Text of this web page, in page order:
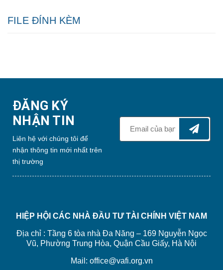
FILE ĐÍNH KÈM
ĐĂNG KÝ
NHẬN TIN
Liên hệ với chúng tôi để
nhận thông tin mới nhất trên
thị trường
HIỆP HỘI CÁC NHÀ ĐẦU TƯ TÀI CHÍNH VIỆT NAM
Địa chỉ : Tầng 6 tòa nhà Đa Năng – 169 Nguyễn Ngọc
Vũ, Phường Trung Hòa, Quận Cầu Giấy, Hà Nội
Mail: office@vafi.org.vn